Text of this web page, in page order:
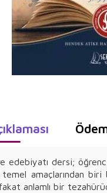
edebiyatı dersi;
amaçlarından biri
anlamlı bir